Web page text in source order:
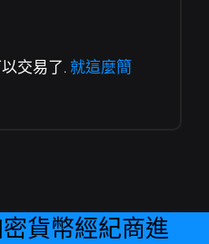
交易了. 就這麼簡
貨幣經紀商進